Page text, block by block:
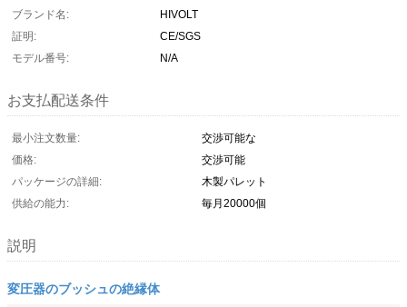
ブランド名:
HIVOLT
証明:
CE/SGS
モデル番号:
N/A
お支払配送条件
最小注文数量:
交渉可能な
価格:
交渉可能
パッケージの詳細:
木製パレット
供給の能力:
毎月20000個
説明
変圧器のブッシュの絶縁体